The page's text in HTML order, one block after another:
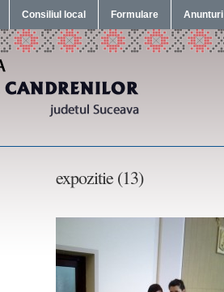
Consiliul local Formulare Anunturi
expozitie (13)